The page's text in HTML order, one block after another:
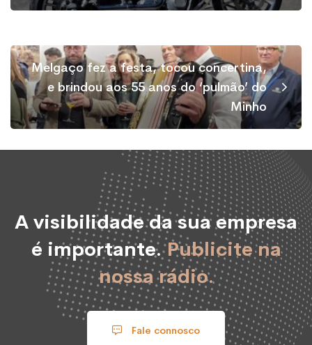
Melgaço fez a festa, tocou concertina,
e brindou aos 55 anos do ‘pulmão’ do
Minho
A visibilidade da sua empresa
é importante.Publicite na
nossa rádio.
Fale connosco